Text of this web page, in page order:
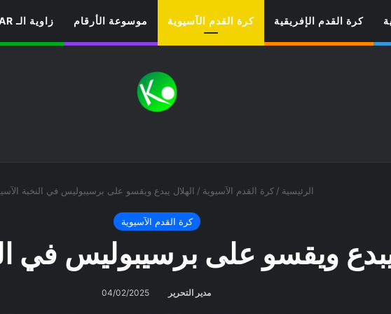
كرة القدم الإفريقية كرة القدم الآسيوية موسوعة الأرقام زاوية الـ VAR
الرئيسية / كرة القدم الآسيوية / الهلال يبدع ويقسو على برسيبوليس في النخبة
كرة القدم الآسيوية
يبدع ويقسو على برسيبوليس في
مدير التحرير 04/02/2025